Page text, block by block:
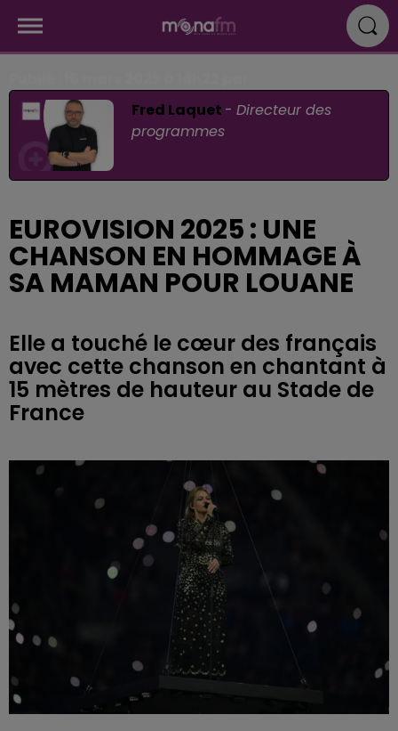
Fred Laquet - Directeur des
programmes
EUROVISION 2025 : UNE
CHANSON EN HOMMAGE À
SA MAMAN POUR LOUANE
Elle a touché le cœur des français
avec cette chanson en chantant à
15 mètres de hauteur au Stade de
France